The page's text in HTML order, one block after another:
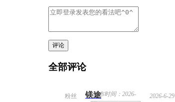
评论
全部评论
2026-6-29
镁途
粉丝 发布时间：2026-